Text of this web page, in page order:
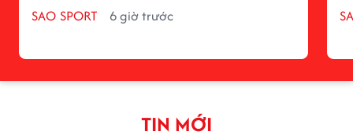
SAO SPORT 6 giờ trước
TIN MỚI